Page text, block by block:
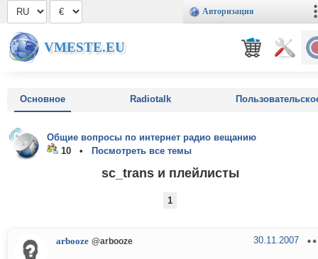
Авторизация
VMESTE.EU
Основное Radiotalk
Общие вопросы по интернет радио вещанию
10 •
Посмотреть все темы
sc_trans и плейлисты
1
arbooze @arbooze 30.11.2007